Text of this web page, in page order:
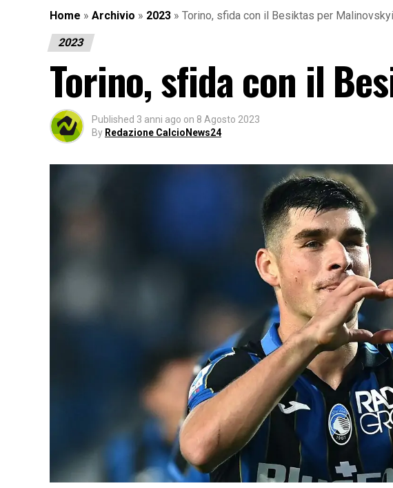
Home » Archivio » 2023 » Torino, sfida con il Besiktas per Malinovskyi
2023
Torino, sfida con il
Published 3 anni ago on 8 Agosto 2023
By Redazione CalcioNews24